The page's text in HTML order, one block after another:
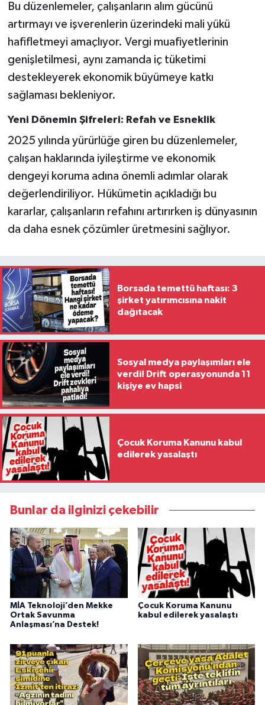
Bu düzenlemeler, çalışanların alım gücünü
artırmayı ve işverenlerin üzerindeki mali yükü
hafifletmeyi amaçlıyor. Vergi muafiyetlerinin
genişletilmesi, aynı zamanda iç tüketimi
destekleyerek ekonomik büyümeye katkı
sağlaması bekleniyor.
Yeni Dönemin Şifreleri: Refah ve Esneklik
2025 yılında yürürlüğe giren bu düzenlemeler,
çalışan haklarında iyileştirme ve ekonomik
dengeyi koruma adına önemli adımlar olarak
değerlendiriliyor. Hükümetin açıkladığı bu
kararlar, çalışanların refahını artırırken iş dünyasının
da daha esnek çözümler üretmesini sağlıyor.
Borsada temettü haftası: 3
şirket yatırımcısına nakit
dağıtacak
Sosyal medya paylaşımları ele
verdi! Drift operasyonunda 11
kişiye ev hapsi
Çocuk Koruma Kanunu kabul
edilerek yasalaştı
Bunlar da ilginizi çekebilir
MİA Teknoloji’den Mekke
Ortak Savunma
Anlaşması’na Destek!
Çocuk Koruma Kanunu
kabul edilerek yasalaştı